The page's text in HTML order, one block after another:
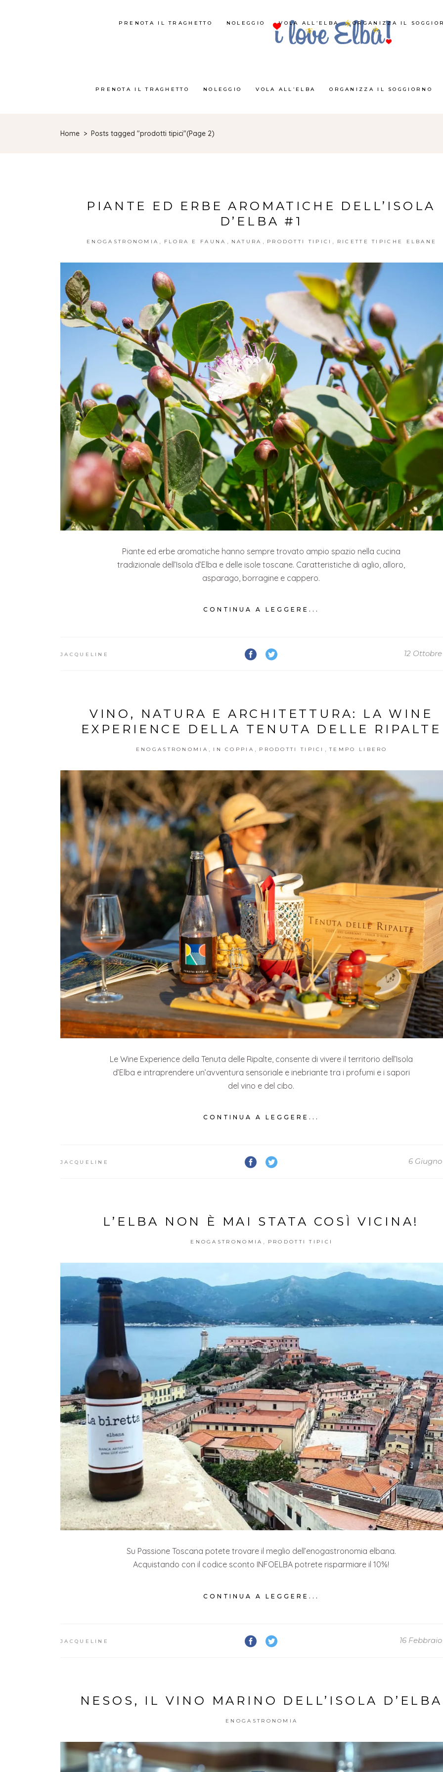
PRENOTA IL TRAGHETTO NOLEGGIO VOLA ALL’ELBA ORGANIZZA IL SOGGIORNO
PRENOTA IL TRAGHETTO NOLEGGIO VOLA ALL’ELBA ORGANIZZA IL
Home > Posts tagged "prodotti tipici"(Page 2)
PIANTE ED ERBE AROMATICHE DELL’ISOLA
D’ELBA #1
ENOGASTRONOMIA FLORA E FAUNA NATURA PRODOTTI TIPICI RICETTE TIPICHE ELBANE
Piante ed erbe aromatiche hanno sempre trovato ampio spazio nella cucina
tradizionale dell’Isola d’Elba e delle isole toscane. Caratteristiche di aglio, alloro,
asparago, borragine e cappero.
CONTINUA A LEGGERE...
JACQUELINE 12
VINO, NATURA E ARCHITETTURA: LA WINE
EXPERIENCE DELLA TENUTA DELLE RIPALTE
ENOGASTRONOMIA IN COPPIA PRODOTTI TIPICI TEMPO LIBERO
Le Wine Experience della Tenuta delle Ripalte, consente di vivere il territorio dell’Isola
d’Elba e intraprendere un’avventura sensoriale e inebriante tra i profumi e i sapori
del vino e del cibo.
CONTINUA A LEGGERE...
JACQUELINE 6
L’ELBA NON È MAI STATA COSÌ VICINA!
ENOGASTRONOMIA PRODOTTI TIPICI
Su Passione Toscana potete trovare il meglio dell’enogastronomia elbana.
Acquistando con il codice sconto INFOELBA potrete risparmiare il 10%!
CONTINUA A LEGGERE...
JACQUELINE 16
NESOS, IL VINO MARINO DELL’ISOLA D’ELBA
ENOGASTRONOMIA